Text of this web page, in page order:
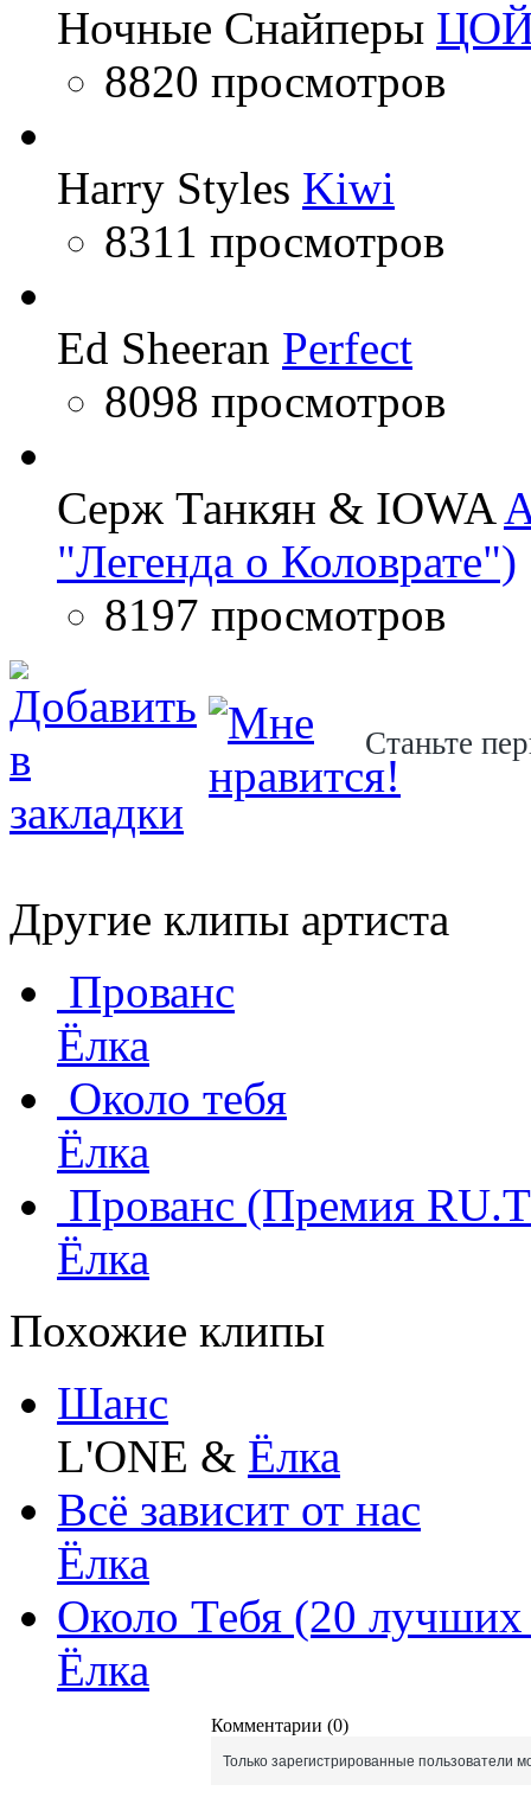
Ночные Снайперы
8820 просмотров
Harry Styles Kiwi
8311 просмотров
Ed Sheeran Perfect
8098 просмотров
Серж Танкян & IOWA
"Легенда о Коловрате")
8197 просмотров
Станьте
Другие клипы артиста
Прованс
Ёлка
Около тебя
Ёлка
Прованс (Премия
Ёлка
Похожие клипы
Шанс
L'ONE & Ёлка
Всё зависит от нас
Ёлка
Около Тебя (20 лучших
Ёлка
Комментарии (0)
Только зарегистрированные пользователи